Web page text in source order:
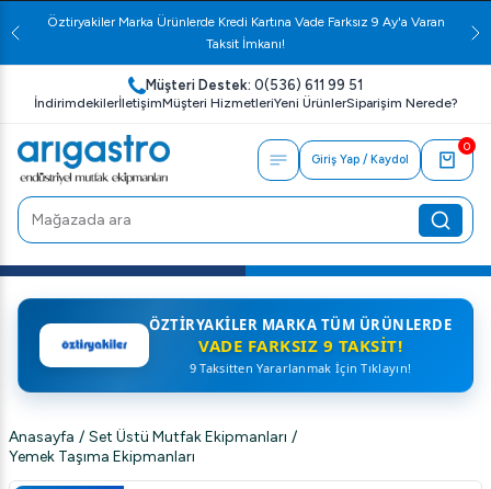
Öztiryakiler Marka Ürünlerde Kredi Kartına Vade Farksız 9 Ay'a Varan
Taksit İmkanı!
Müşteri Destek: 0(536) 611 99 51
İndirimdekilerİletişimMüşteri HizmetleriYeni ÜrünlerSiparişim Nerede?
Giriş Yap / Kaydol
0
ÖZTIRYAKILER MARKA TÜM ÜRÜNLERDE
VADE FARKSIZ 9 TAKSIT!
9 Taksitten Yararlanmak İçin Tıklayın!
Anasayfa / Set Üstü Mutfak Ekipmanları /
Yemek Taşıma Ekipmanları